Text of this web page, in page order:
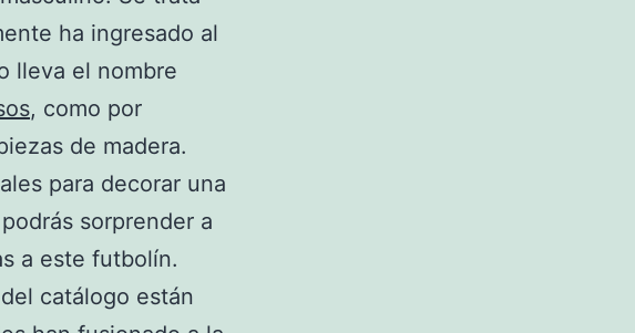
ha ingresado al
lleva el nombre
, como por
de madera.
para decorar una
sorprender a
a este futbolín.
catálogo están